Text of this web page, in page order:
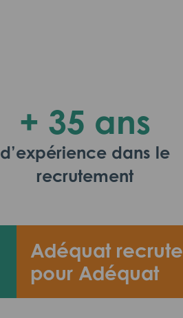
Adéquat recrute
pour Adéquat
+ 35 ans
d’expérience dans le
recrutement